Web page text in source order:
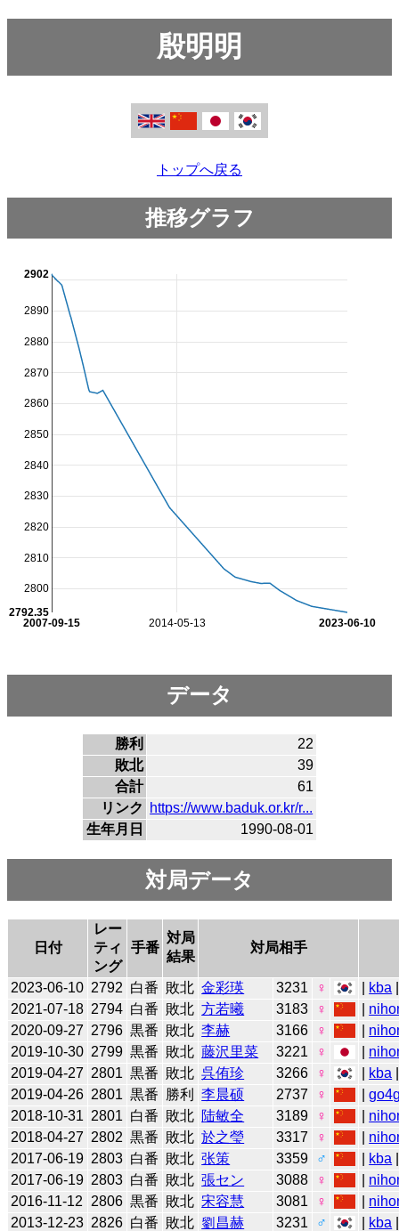
殷明明
トップへ戻る
推移グラフ
2014-05-13
2007-09-15 2023-06-10
2800
2810
2820
2830
2840
2850
2860
2870
2880
2890
2792.35
2902
データ
勝利
22
敗北
39
合計
61
リンク
https://www.baduk.or.kr/r...
生年月日
1990-08-01
対局データ
日付
レー
ティ
ング
手番
対局
結果
対局相手
2023-06-10 2792 白番 敗北 金彩瑛 3231 ♀ kba
2021-07-18 2794 白番 敗北 方若曦 3183 ♀
2020-09-27 2796 黒番 敗北 李赫 3166 ♀
2019-10-30 2799 黒番 敗北 藤沢里菜 3221 ♀
2019-04-27 2801 黒番 敗北 呉侑珍 3266 ♀ kba
2019-04-26 2801 黒番 勝利 李晨硕 2737 ♀ |
2018-10-31 2801 白番 敗北 陆敏全 3189 ♀
2018-04-27 2802 黒番 敗北 於之瑩 3317 ♀
2017-06-19 2803 白番 敗北 张策 3359 ♂ kba
2017-06-19 2803 白番 敗北 張セン 3088 ♀
2016-11-12
2806 黒番 敗北 宋容慧 3081 ♀
2013-12-23 2826 白番 敗北 劉昌赫 3231 ♂ kba